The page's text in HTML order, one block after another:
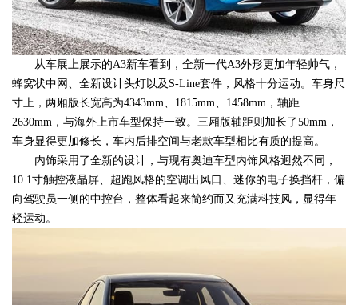
从车展上展示的A3新车看到，全新一代A3外形更加年轻帅气，
蜂窝状中网、全新设计头灯以及S-Line套件，风格十分运动。车身尺
寸上，两厢版长宽高为4343mm、1815mm、1458mm，轴距
2630mm，与海外上市车型保持一致。三厢版轴距则加长了50mm，
车身显得更加修长，车内后排空间与老款车型相比有质的提高。
内饰采用了全新的设计，与现有奥迪车型内饰风格迥然不同，
10.1寸触控液晶屏、超跑风格的空调出风口、迷你的电子换挡杆，偏
向驾驶员一侧的中控台，整体看起来简约而又充满科技风，显得年
轻运动。